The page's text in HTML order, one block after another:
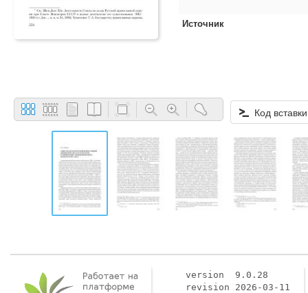
Источник
Код вставки
version 9.0.28
revision 2026-03-11